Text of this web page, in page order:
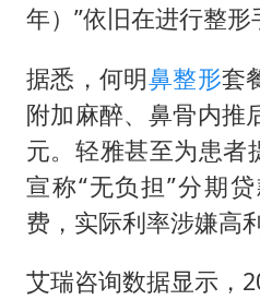
年）”依旧在进行整形
据悉，何明鼻整形套
附加麻醉、鼻骨内推
元。轻雅甚至为患者
宣称“无负担”分期
费，实际利率涉嫌高利
艾瑞咨询数据显示，